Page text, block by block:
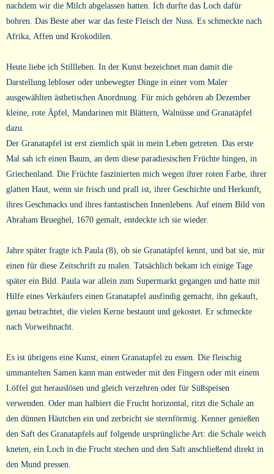
nachdem wir die Milch abgelassen hatten. Ich durfte das Loch dafür
bohren. Das Beste aber war das feste Fleisch der Nuss. Es schmeckte nach
Afrika, Affen und Krokodilen.
Heute liebe ich Stillleben. In der Kunst bezeichnet man damit die
Darstellung lebloser oder unbewegter Dinge in einer vom Maler
ausgewählten ästhetischen Anordnung. Für mich gehören ab Dezember
kleine, rote Äpfel, Mandarinen mit Blättern, Walnüsse und Granatäpfel
dazu.
Der Granatapfel ist erst ziemlich spät in mein Leben getreten. Das erste
Mal sah ich einen Baum, an dem diese paradiesischen Früchte hingen, in
Griechenland. Die Früchte faszinierten mich wegen ihrer roten Farbe, ihrer
glatten Haut, wenn sie frisch und prall ist, ihrer Geschichte und Herkunft,
ihres Geschmacks und ihres fantastischen Innenlebens. Auf einem Bild von
Abraham Brueghel, 1670 gemalt, entdeckte ich sie wieder.
Jahre später fragte ich Paula (8), ob sie Granatäpfel kennt, und bat sie, mir
einen für diese Zeitschrift zu malen. Tatsächlich bekam ich einige Tage
später ein Bild. Paula war allein zum Supermarkt gegangen und hatte mit
Hilfe eines Verkäufers einen Granatapfel ausfindig gemacht, ihn gekauft,
genau betrachtet, die vielen Kerne bestaunt und gekostet. Er schmeckte
nach Vorweihnacht.
Es ist übrigens eine Kunst, einen Granatapfel zu essen. Die fleischig
ummantelten Samen kann man entweder mit den Fingern oder mit einem
Löffel gut herauslösen und gleich verzehren oder für Süßspeisen
verwenden. Oder man halbiert die Frucht horizontal, ritzt die Schale an
den dünnen Häutchen ein und zerbricht sie sternförmig. Kenner genießen
den Saft des Granatapfels auf folgende ursprüngliche Art: die Schale weich
kneten, ein Loch in die Frucht stechen und den Saft anschließend direkt in
den Mund pressen.